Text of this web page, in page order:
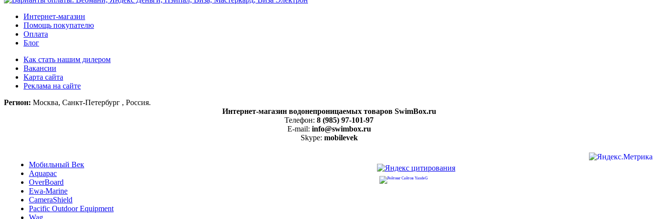
Интернет-магазин
Помощь покупателю
Оплата
Блог
Как стать нашим дилером
Вакансии
Карта сайта
Реклама на сайте
Регион: Москва, Санкт-Петербург , Россия.
Интернет-магазин водонепроницаемых товаров SwimBox.ru
Телефон: 8 (985) 97-101-97
E-mail: info@swimbox.ru
Skype: mobilevek
Мобильный Век
Aquapac
OverBoard
Ewa-Marine
CameraShield
Pacific Outdoor Equipment
Wag